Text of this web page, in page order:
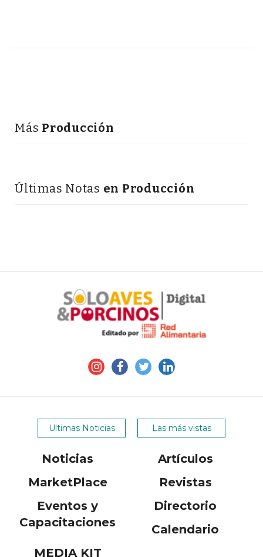
Más Producción
Últimas Notas en Producción
Ultimas Noticias Las más vistas
Noticias
Artículos
MarketPlace
Revistas
Eventos y
Capacitaciones
Directorio
Calendario
MEDIA KIT